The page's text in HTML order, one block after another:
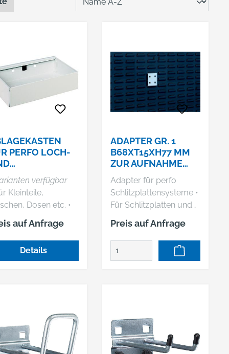
PERFO LOCH-
verfügbar
Kleinteile,
Dosen etc. •
RAL 7035
• Nur mit Bott
kompatibel
auf Anfrage
Details
ADAPTER GR. 1
B68XT15XH77 MM
ZUR AUFNAHME
ALLER
LOCHPLATTENHAK
EN BOTT
Adapter für perfo
Schlitzplattensysteme •
Für Schlitzplatten und
Halteschienen
Hersteller: Bott GmbH
& Co. KG, Bahnstr. 17,
74405 Gaildorf, DE,
Preis auf Anfrage